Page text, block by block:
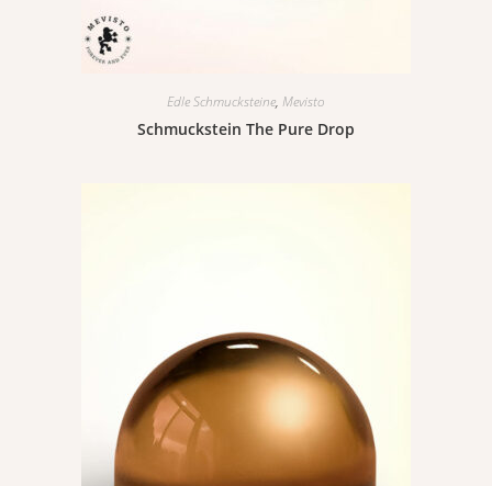
Edle Schmucksteine, Mevisto
Schmuckstein The Pure Drop